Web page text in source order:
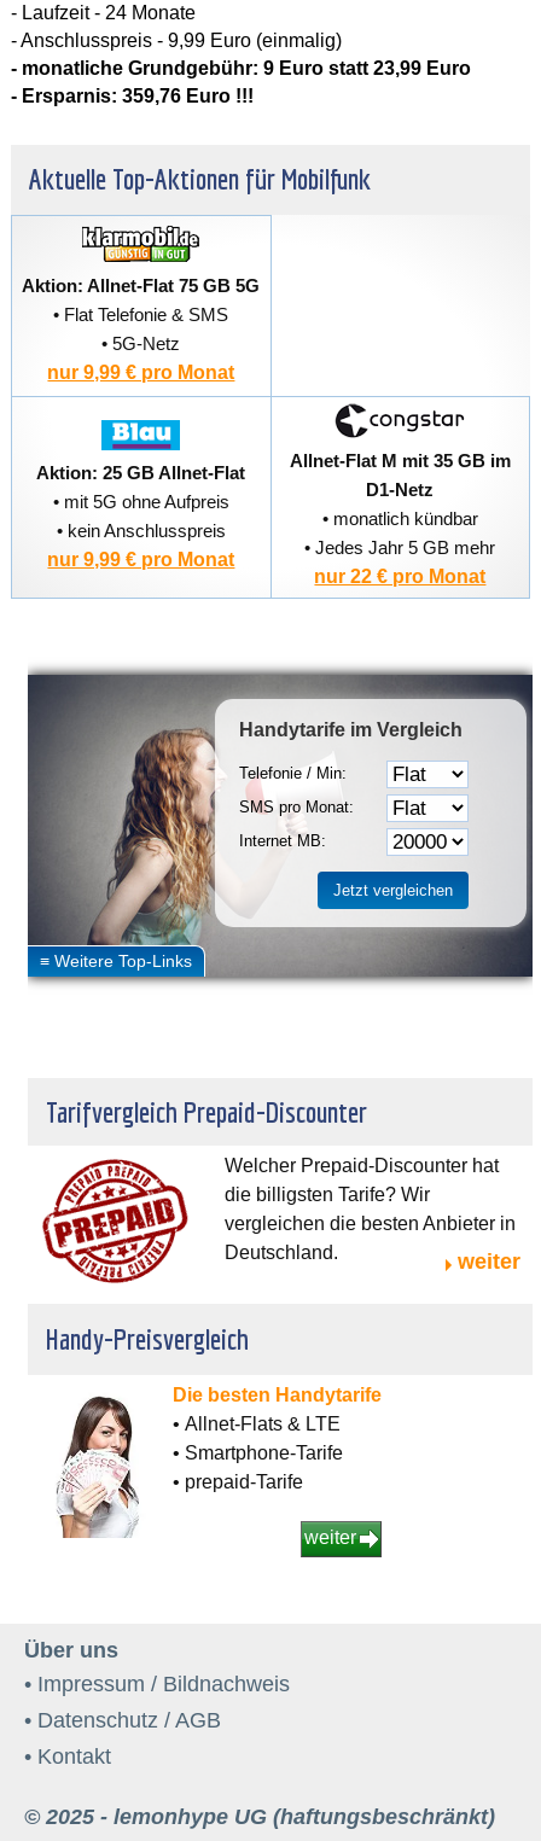
- Laufzeit - 24 Monate
- Anschlusspreis - 9,99 Euro (einmalig)
- monatliche Grundgebühr: 9 Euro statt 23,99 Euro
- Ersparnis: 359,76 Euro !!!
Aktuelle Top-Aktionen für Mobilfunk
Aktion: Allnet-Flat 75 GB 5G
• Flat Telefonie & SMS
• 5G-Netz
nur 9,99 € pro Monat
Aktion: 25 GB Allnet-Flat
• mit 5G ohne Aufpreis
• kein Anschlusspreis
nur 9,99 € pro Monat
Allnet-Flat M mit 35 GB im
D1-Netz
• monatlich kündbar
• Jedes Jahr 5 GB mehr
nur 22 € pro Monat
Handytarife im Vergleich
Telefonie / Min:
SMS pro Monat:
Internet MB:
Tarifvergleich Prepaid-Discounter
Welcher Prepaid-Discounter hat
die billigsten Tarife? Wir
vergleichen die besten Anbieter in
Deutschland.
weiter
Handy-Preisvergleich
Die besten Handytarife
• Allnet-Flats & LTE
• Smartphone-Tarife
• prepaid-Tarife
weiter
Über uns
• Impressum / Bildnachweis
• Datenschutz / AGB
• Kontakt
© 2025 - lemonhype UG (haftungsbeschränkt)